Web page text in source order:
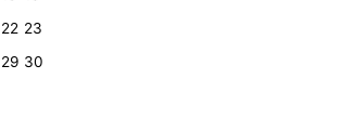
22 23
29 30